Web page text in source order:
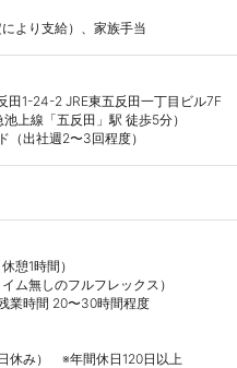
より支給）、家族手当
田1-24-2 JRE東五反田一丁目ビル7F
上線「五反田」駅 徒歩5分）
（出社週2〜3回程度）
憩1時間）
ム無しのフルフレックス）
業時間 20〜30時間程度
休み）　※年間休日120日以上